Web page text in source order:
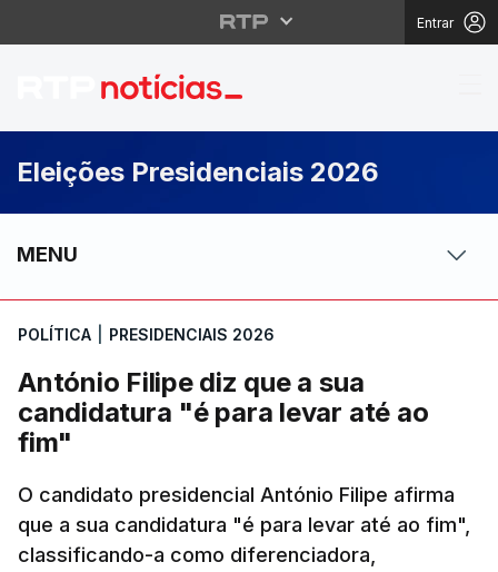
Entrar
António Filipe diz que
Eleições Presidenciais 2026
MENU
POLÍTICA PRESIDENCIAIS 2026
António Filipe diz que a sua
candidatura "é para levar até ao
fim"
O candidato presidencial António Filipe afirma
que a sua candidatura "é para levar até ao fim",
classificando-a como diferenciadora,